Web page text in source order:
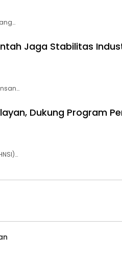
Jaga Stabilitas
Dukung Program